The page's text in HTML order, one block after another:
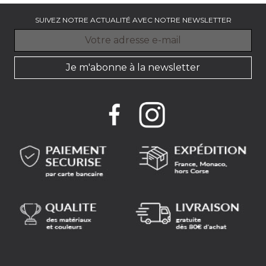
SUIVEZ NOTRE ACTUALITÉ AVEC NOTRE NEWSLETTER
Je m'abonne à la newsletter